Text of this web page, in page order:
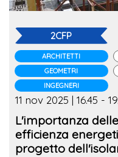
2CFP
ARCHITETTI
GEOMETRI
INGEGNERI
11 nov 2025 | 16.45 -
L'importanza
efficienza
progetto